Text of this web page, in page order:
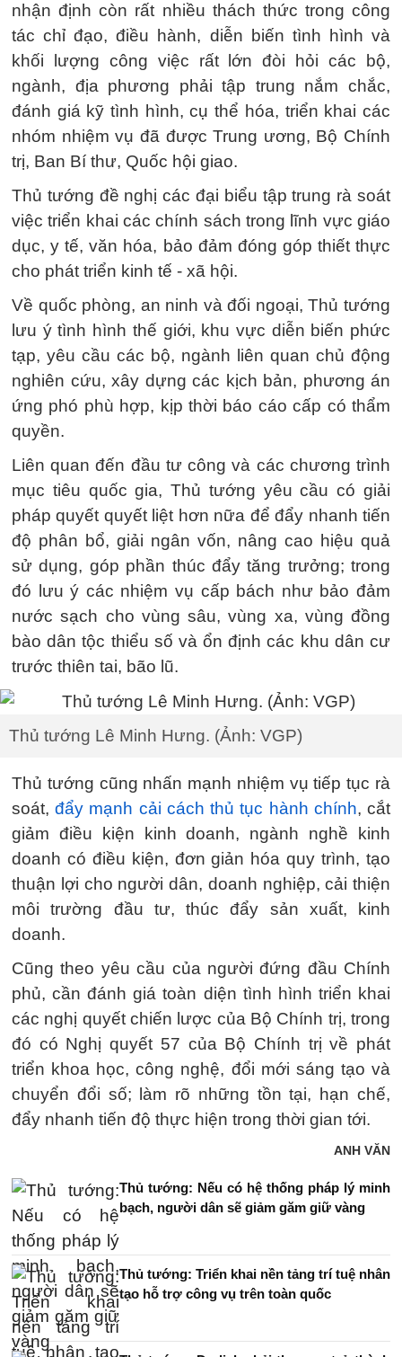
nhận định còn rất nhiều thách thức trong công
tác chỉ đạo, điều hành, diễn biến tình hình và
khối lượng công việc rất lớn đòi hỏi các bộ,
ngành, địa phương phải tập trung nắm chắc,
đánh giá kỹ tình hình, cụ thể hóa, triển khai các
nhóm nhiệm vụ đã được Trung ương, Bộ Chính
trị, Ban Bí thư, Quốc hội giao.
Thủ tướng đề nghị các đại biểu tập trung rà soát
việc triển khai các chính sách trong lĩnh vực giáo
dục, y tế, văn hóa, bảo đảm đóng góp thiết thực
cho phát triển kinh tế - xã hội.
Về quốc phòng, an ninh và đối ngoại, Thủ tướng
lưu ý tình hình thế giới, khu vực diễn biến phức
tạp, yêu cầu các bộ, ngành liên quan chủ động
nghiên cứu, xây dựng các kịch bản, phương án
ứng phó phù hợp, kịp thời báo cáo cấp có thẩm
quyền.
Liên quan đến đầu tư công và các chương trình
mục tiêu quốc gia, Thủ tướng yêu cầu có giải
pháp quyết quyết liệt hơn nữa để đẩy nhanh tiến
độ phân bổ, giải ngân vốn, nâng cao hiệu quả
sử dụng, góp phần thúc đẩy tăng trưởng; trong
đó lưu ý các nhiệm vụ cấp bách như bảo đảm
nước sạch cho vùng sâu, vùng xa, vùng đồng
bào dân tộc thiểu số và ổn định các khu dân cư
trước thiên tai, bão lũ.
Thủ tướng Lê Minh Hưng. (Ảnh: VGP)
Thủ tướng cũng nhấn mạnh nhiệm vụ tiếp tục rà
soát,đẩy mạnh cải cách thủ tục hành chính, cắt
giảm điều kiện kinh doanh, ngành nghề kinh
doanh có điều kiện, đơn giản hóa quy trình, tạo
thuận lợi cho người dân, doanh nghiệp, cải thiện
môi trường đầu tư, thúc đẩy sản xuất, kinh
doanh.
Cũng theo yêu cầu của người đứng đầu Chính
phủ, cần đánh giá toàn diện tình hình triển khai
các nghị quyết chiến lược của Bộ Chính trị, trong
đó có Nghị quyết 57 của Bộ Chính trị về phát
triển khoa học, công nghệ, đổi mới sáng tạo và
chuyển đổi số; làm rõ những tồn tại, hạn chế,
đẩy nhanh tiến độ thực hiện trong thời gian tới.
ANH VĂN
Thủ tướng: Nếu có hệ thống pháp lý minh
bạch, người dân sẽ giảm găm giữ vàng
Thủ tướng: Triển khai nền tảng trí tuệ nhân
tạo hỗ trợ công vụ trên toàn quốc